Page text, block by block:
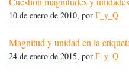
10 de enero de 2010, por F_y_Q
Magnitud y unidad en la
24 de enero de 2015, por F_y_Q